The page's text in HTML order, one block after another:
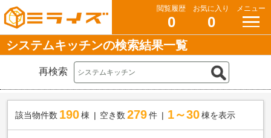
閲覧履歴
0
お気に入り
0
メニュー
システムキッチンの検索結果一覧
再検索
該当物件数 190棟 空き数 279 件 1～30 棟を表示